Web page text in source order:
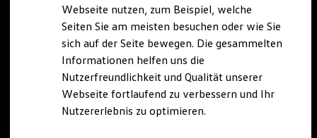
Webseite nutzen, zum Beispiel, welche
Seiten Sie am meisten besuchen oder wie Sie
sich auf der Seite bewegen. Die gesammelten
Informationen helfen uns die
Nutzerfreundlichkeit und Qualität unserer
Webseite fortlaufend zu verbessern und Ihr
Nutzererlebnis zu optimieren.